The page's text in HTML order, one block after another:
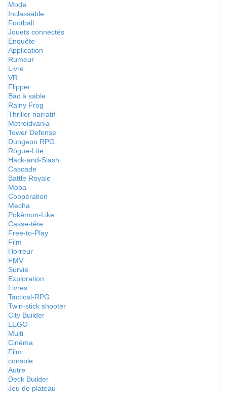
Mode
Inclassable
Football
Jouets connectés
Enquête
Application
Rumeur
Livre
VR
Flipper
Bac à sable
Rainy Frog
Thriller narratif
Metroidvania
Tower Defense
Dungeon RPG
Rogue-Lite
Hack-and-Slash
Cascade
Battle Royale
Moba
Coopération
Mecha
Pokémon-Like
Casse-tête
Free-to-Play
Film
Horreur
FMV
Survie
Exploration
Livres
Tactical-RPG
Twin-stick shooter
City Builder
LEGO
Multi
Cinéma
Film
console
Autre
Deck Builder
Jeu de plateau